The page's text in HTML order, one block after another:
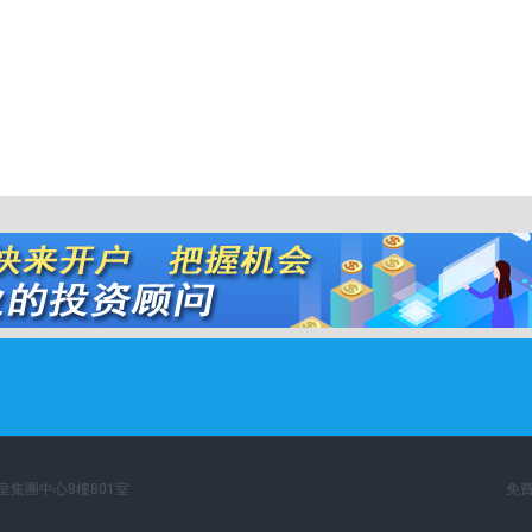
集團中心8樓801室 免